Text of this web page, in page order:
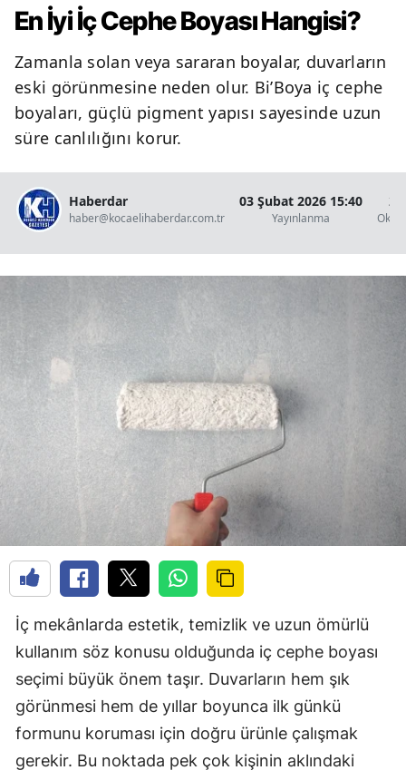
En İyi İç Cephe Boyası Hangisi?
Zamanla solan veya sararan boyalar, duvarların
eski görünmesine neden olur. Bi’Boya iç cephe
boyaları, güçlü pigment yapısı sayesinde uzun
süre canlılığını korur.
Haberdar
haber@kocaelihaberdar.com.tr
03 Şubat 2026 15:40
Yayınlanma
2
İç mekânlarda estetik, temizlik ve uzun ömürlü
kullanım söz konusu olduğunda iç cephe boyası
seçimi büyük önem taşır. Duvarların hem şık
görünmesi hem de yıllar boyunca ilk günkü
formunu koruması için doğru ürünle çalışmak
gerekir. Bu noktada pek çok kişinin aklındaki